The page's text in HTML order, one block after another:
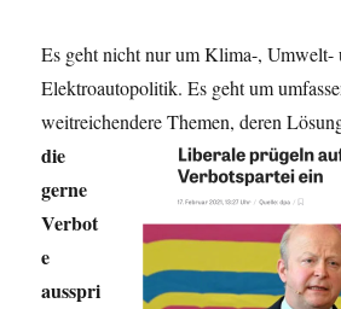
Es geht nicht nur um Klima-, Umwelt-
Elektroautopolitik. Es geht um
weitreichendere Themen, deren
die
gerne
Verbot
e
ausspri